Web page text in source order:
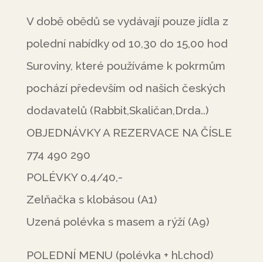
V době obědů se vydávají pouze jídla z
polední nabídky od 10,30 do 15,00 hod
Suroviny, které používáme k pokrmům
pochází především od našich českých
dodavatelů (Rabbit,Skaličan,Drda..)
OBJEDNÁVKY A REZERVACE NA ČÍSLE
774 490 290
POLÉVKY 0,4/40,-
Zelňačka s klobásou (A1)
Uzená polévka s masem a rýží (A9)
POLEDNÍ MENU (polévka + hl.chod)